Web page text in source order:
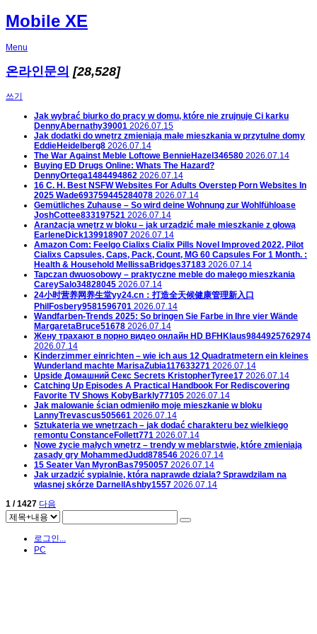
Mobile XE
Menu
온라인문의 [28,528]
쓰기
Jak wybrać biurko do pracy w domu, które nie zrujnuje Ci karku
DennyAbernathy39001 2026.07.15
Jak dodatki do wnętrz zmieniają małe mieszkania w przytulne domy
EddieHeidelberg8 2026.07.14
The War Against Meble Loftowe BennieHazel346580 2026.07.14
Buying ED Drugs Online: Whats The Hazard?
DennyOrtega1484494862 2026.07.14
16 C. H. Best NSFW Websites For Adults Overstep Porn Websites In
2025 Wade693759445284078 2026.07.14
Gemütliches Zuhause – So wird deine Wohnung zur Wohlfühloase
JoshCottee833197521 2026.07.14
Aranżacja wnętrz w bloku – jak urządzić małe mieszkanie z głową
EarleneDick139918907 2026.07.14
Amazon Com: Feelgo Cialixs Cialix Pills Novel Improved 2022, Pilot
Cialixs Capsules, Caps, Pack, Count, MG 60 Capsules For 1 Month. :
Health & Household MellissaBridges37183 2026.07.14
Tapczan dwuosobowy – praktyczne meble do małego mieszkania
CareySalo34828045 2026.07.14
24小时营养网养生堂yy24.cn：打造全天候健康管理新入口
PhilFosbery9581596701 2026.07.14
Wandfarben-Trends 2025: So bringen Sie Farbe in Ihre vier Wände
MargaretaBruce51678 2026.07.14
Жену трахают в порно видео онлайн HD BFHKlaus9844925762974
2026.07.14
Kinderzimmer einrichten – wie ich aus 12 Quadratmetern ein kleines
Wunderland machte MarisaZubia117633271 2026.07.14
Upside Домашний Секс Secrets KristopherTyree17 2026.07.14
Catching Up Episodes A Practical Handbook For Rediscovering
Favorite TV Shows KobyBarkly77105 2026.07.14
Jak malowanie ścian odmieniło moje mieszkanie w bloku
LannyTrevascus505661 2026.07.14
Sztukateria we wnętrzach – jak dodać charakteru bez wielkiego
remontu ConstanceFollett771 2026.07.14
Nowe życie małych wnętrz – trendy w meblarstwie, które zmieniają
zasady gry MohammedJudd878546 2026.07.14
15 Seater Van MyronBas7950057 2026.07.14
Jak urzadzić sypialnie, która naprawde dziala? Sprawdzilam na
wlasnej skórze DarnellAshby1557 2026.07.14
1 / 1427 다음
로그인...
PC